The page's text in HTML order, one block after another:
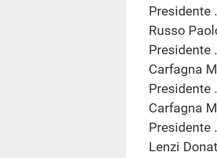
Presidente
Russo
Presidente
Carfagna
Presidente
Carfagna
Presidente
Lenzi